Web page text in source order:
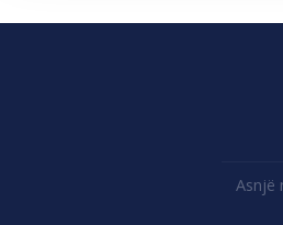
Asnjë